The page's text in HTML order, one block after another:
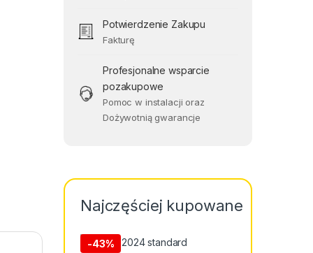
Domowych quantity
Potwierdzenie Zakupu
Fakturę
Profesjonalne wsparcie
pozakupowe
Pomoc w instalacji oraz
Dożywotnią gwarancje
Najczęściej kupowane
-43%